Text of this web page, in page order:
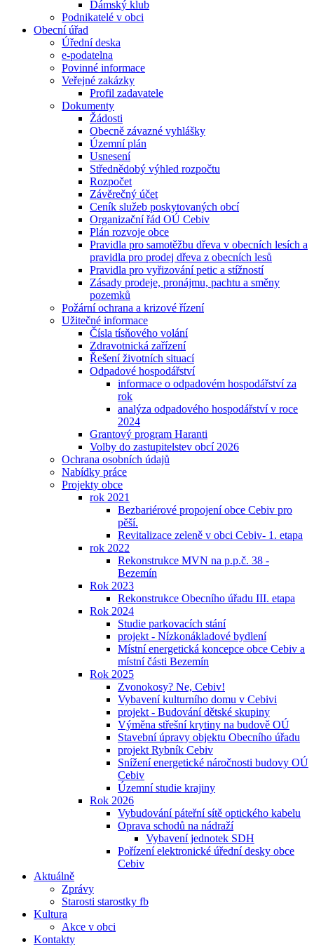
Dámský klub
Podnikatelé v obci
Obecní úřad
Úřední deska
e-podatelna
Povinné informace
Veřejné zakázky
Profil zadavatele
Dokumenty
Žádosti
Obecně závazné vyhlášky
Územní plán
Usnesení
Střednědobý výhled rozpočtu
Rozpočet
Závěrečný účet
Ceník služeb poskytovaných obcí
Organizační řád OÚ Cebiv
Plán rozvoje obce
Pravidla pro samotěžbu dřeva v obecních lesích a
pravidla pro prodej dřeva z obecních lesů
Pravidla pro vyřizování petic a stížností
Zásady prodeje, pronájmu, pachtu a směny
pozemků
Požární ochrana a krizové řízení
Užitečné informace
Čísla tísňového volání
Zdravotnická zařízení
Řešení životních situací
Odpadové hospodářství
informace o odpadovém hospodářství za
rok
analýza odpadového hospodářství v roce
2024
Grantový program Haranti
Volby do zastupitelstev obcí 2026
Ochrana osobních údajů
Nabídky práce
Projekty obce
rok 2021
Bezbariérové propojení obce Cebiv pro
pěší.
Revitalizace zeleně v obci Cebiv- 1. etapa
rok 2022
Rekonstrukce MVN na p.p.č. 38 -
Bezemín
Rok 2023
Rekonstrukce Obecního úřadu III. etapa
Rok 2024
Studie parkovacích stání
projekt - Nízkonákladové bydlení
Místní energetická koncepce obce Cebiv a
místní části Bezemín
Rok 2025
Zvonokosy? Ne, Cebiv!
Vybavení kulturního domu v Cebivi
projekt - Budování dětské skupiny
Výměna střešní krytiny na budově OÚ
Stavební úpravy objektu Obecního úřadu
projekt Rybník Cebiv
Snížení energetické náročnosti budovy OÚ
Cebiv
Územní studie krajiny
Rok 2026
Vybudování páteřní sítě optického kabelu
Oprava schodů na nádraží
Vybavení jednotek SDH
Pořízení elektronické úřední desky obce
Cebiv
Aktuálně
Zprávy
Starosti starostky fb
Kultura
Akce v obci
Kontakty